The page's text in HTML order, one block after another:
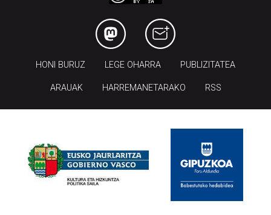
HONI BURUZ LEGE OHARRA PUBLIZITATEA
ARAUAK HARREMANETARAKO RSS